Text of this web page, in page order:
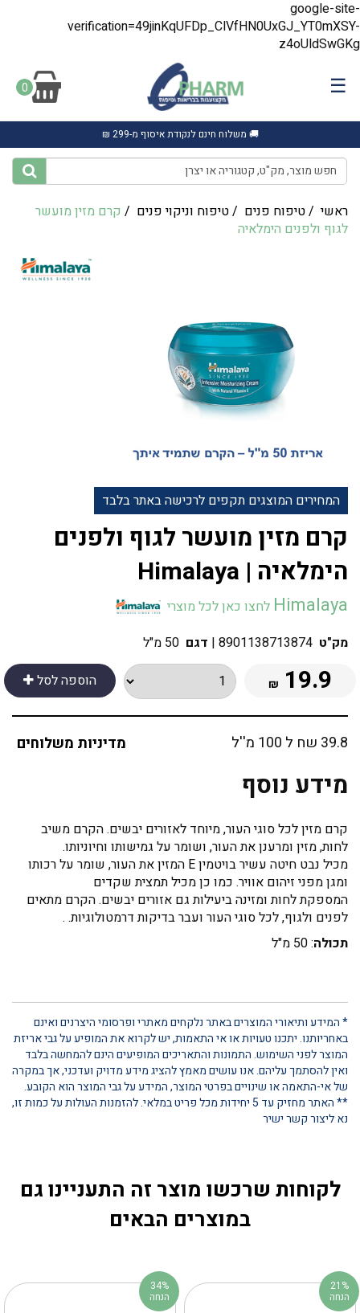
google-site-
verification=49jinKqUFDp_ClVfHN0UxGJ_YT0mXSY-
z4oUldSwGKg
☰
0
🚚 משלוח חינם לנקודת איסוף מ-299 ₪
ראשי /טיפוח פנים /טיפוח וניקוי פנים / קרם מזין מועשר
לגוף ולפנים ‎הימלאיה
המחירים המוצגים תקפים לרכישה באתר בלבד
קרם מזין מועשר לגוף ולפנים
Himalaya לחצו כאן לכל מוצרי
מק"ט 8901138713874
| דגם 50 מ"ל
הוספה לסל
19.9
₪
39.8 שח ל 100 מ''ל מדיניות משלוחים
מידע נוסף
קרם מזין לכל סוגי העור, מיוחד לאזורים יבשים. הקרם משיב
לחות, מזין ומרענן את העור, ושומר על גמישותו וחיוניותו.
מכיל נבט חיטה עשיר בויטמין E המזין את העור, שומר על רכותו
ומגן מפני זיהום אוויר. כמו כן מכיל תמצית שקדים
המספקת לחות ומזינה ביעילות גם אזורים יבשים. הקרם מתאים
לפנים ולגוף, לכל סוגי העור ועבר בדיקות דרמטולוגיות. .
תכולה: 50 מ"ל
* המידע ותיאורי המוצרים באתר נלקחים מאתרי ופרסומי היצרנים ואינם
באחריותנו. יתכנו טעויות או אי התאמות, יש לקרוא את המופיע על גבי אריזת
המוצר לפני השימוש. התמונות והתאריכים המופיעים הינם להמחשה בלבד
ואין להסתמך עליהם. אנו עושים מאמץ להציג מידע מדויק ועדכני, אך במקרה
של אי-התאמה או שינויים בפרטי המוצר, המידע על גבי המוצר הוא הקובע.
** האתר מחזיק עד 5 יחידות מכל פריט במלאי. להזמנות העולות על כמות זו,
נא ליצור קשר ישיר
לקוחות שרכשו מוצר זה התעניינו גם
במוצרים הבאים
34%
הנחה
21%
הנחה